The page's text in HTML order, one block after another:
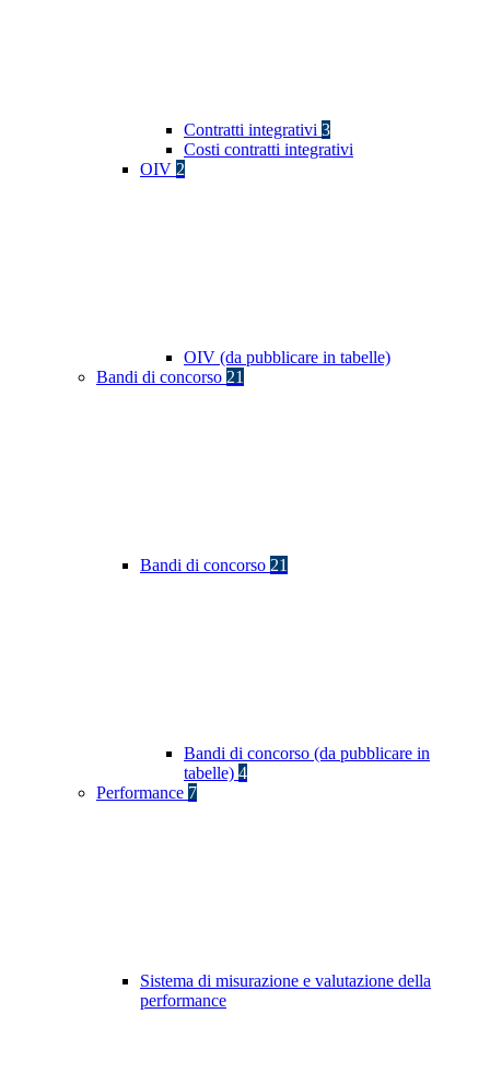
Contratti integrativi 3
Costi contratti integrativi
OIV 2
OIV (da pubblicare in tabelle)
Bandi di concorso 21
Bandi di concorso 21
Bandi di concorso (da pubblicare in
tabelle) 4
Performance 7
Sistema di misurazione e valutazione della
performance